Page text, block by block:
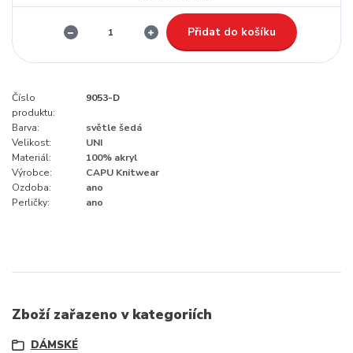
Přidat do košíku
Číslo
produktu:
9053-D
Barva:
světle šedá
Velikost:
UNI
Materiál:
100% akryl
Výrobce:
CAPU Knitwear
Ozdoba:
ano
Perličky:
ano
Zboží zařazeno v kategoriích
DÁMSKÉ